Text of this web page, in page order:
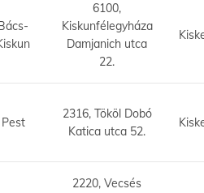
6100,
Kiskunfélegyháza
Damjanich utca
22.
Pest
2316, Tököl Dobó
Katica utca 52.
2220, Vecsés